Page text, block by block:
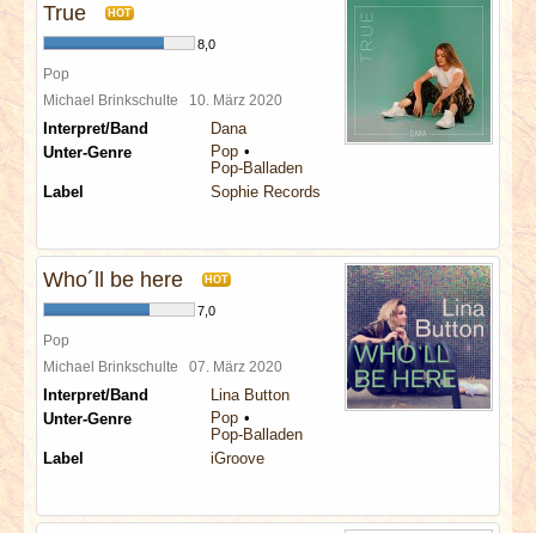
True HOT
8,0
Pop
Michael Brinkschulte 10. März 2020
Interpret/Band
Dana
Unter-Genre
Pop
Pop-Balladen
Label
Sophie Records
Who´ll be here HOT
7,0
Pop
Michael Brinkschulte 07. März 2020
Interpret/Band
Lina Button
Unter-Genre
Pop
Pop-Balladen
Label
iGroove